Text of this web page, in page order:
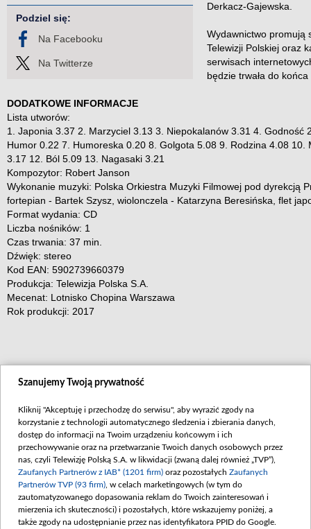
Podziel się:
Na Facebooku
Na Twitterze
Derkacz-Gajewska.
Wydawnictwo promują
Telewizji Polskiej oraz
serwisach
będzie trwała do
DODATKOWE INFORMACJE
Lista utworów:
1. Japonia 3.37 2. Marzyciel 3.13 3. Niepokalanów 3.31 4. Godność
Humor 0.22 7. Humoreska 0.20 8. Golgota 5.08 9. Rodzina 4.08 10.
3.17 12. Ból 5.09 13. Nagasaki 3.21
Kompozytor: Robert Janson
Wykonanie muzyki: Polska Orkiestra Muzyki Filmowej pod dyrekcją
fortepian - Bartek Szysz, wiolonczela - Katarzyna Beresińska, flet
Format wydania: CD
Liczba nośników: 1
Czas trwania: 37 min.
Dźwięk: stereo
Kod EAN: 5902739660379
Produkcja: Telewizja Polska S.A.
Mecenat: Lotnisko Chopina Warszawa
Rok produkcji: 2017
zobacz także
Abonament TVP
Rada Programowa
Akademia Telewizyjna
Program dla prasy
Biuro
Szanujemy Twoją prywatność
Kliknij "Akceptuję i przechodzę do serwisu", aby wyrazić zgody na
korzystanie z technologii automatycznego śledzenia i zbierania danych,
dostęp do informacji na Twoim urządzeniu końcowym i ich
przechowywanie oraz na przetwarzanie Twoich danych osobowych przez
nas, czyli Telewizję Polską S.A. w likwidacji (zwaną dalej również „TVP”),
Zaufanych Partnerów z IAB* (1201 firm) oraz pozostałych Zaufanych
Partnerów TVP (93 firm) , w celach marketingowych (w tym do
zautomatyzowanego dopasowania reklam do Twoich zainteresowań i
mierzenia ich skuteczności) i pozostałych, które wskazujemy poniżej, a
także zgody na udostępnianie przez nas identyfikatora PPID do Google.